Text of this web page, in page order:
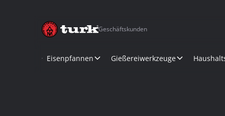
Geschäftskunden
Eisenpfannen Gießereiwerkzeuge